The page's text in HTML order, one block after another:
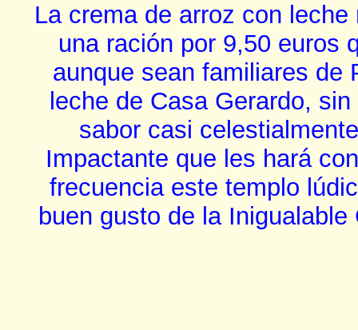
La crema de arroz con
una ración por 9,50 euros
aunque sean familiares de
leche de Casa Gerardo,
sabor casi
Impactante que les hará
frecuencia este templo
buen gusto de la